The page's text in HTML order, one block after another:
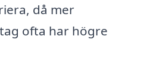
då mer
ofta har högre